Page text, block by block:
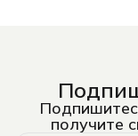
получите